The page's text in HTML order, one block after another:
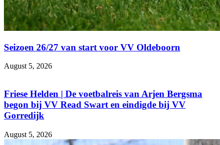
Seizoen 26/27 van start voor VV Oldeboorn
August 5, 2026
Friese Helden | De voetbalreis van Arjen Bergsma
begon bij VV Read Swart en eindigde bij VV
Gorredijk
August 5, 2026